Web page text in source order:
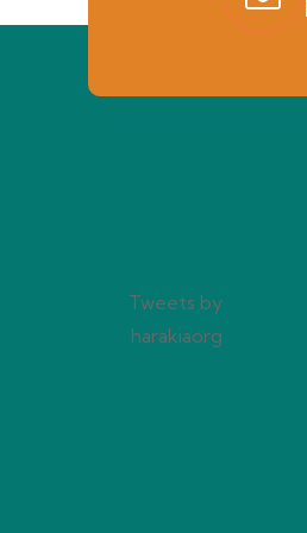
Tweets by
harakiaorg